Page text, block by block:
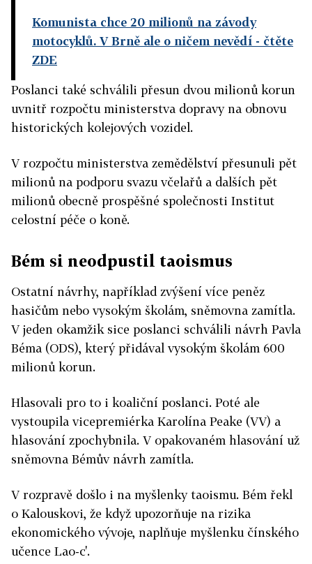
Komunista chce 20 milionů na závody
motocyklů. V Brně ale o ničem nevědí - čtěte
ZDE
Poslanci také schválili přesun dvou milionů korun
uvnitř rozpočtu ministerstva dopravy na obnovu
historických kolejových vozidel.
V rozpočtu ministerstva zemědělství přesunuli pět
milionů na podporu svazu včelařů a dalších pět
milionů obecně prospěšné společnosti Institut
celostní péče o koně.
Bém si neodpustil taoismus
Ostatní návrhy, například zvýšení více peněz
hasičům nebo vysokým školám, sněmovna zamítla.
V jeden okamžik sice poslanci schválili návrh Pavla
Béma (ODS), který přidával vysokým školám 600
milionů korun.
Hlasovali pro to i koaliční poslanci. Poté ale
vystoupila vicepremiérka Karolína Peake (VV) a
hlasování zpochybnila. V opakovaném hlasování už
sněmovna Bémův návrh zamítla.
V rozpravě došlo i na myšlenky taoismu. Bém řekl
o Kalouskovi, že když upozorňuje na rizika
ekonomického vývoje, naplňuje myšlenku čínského
učence Lao-c'.